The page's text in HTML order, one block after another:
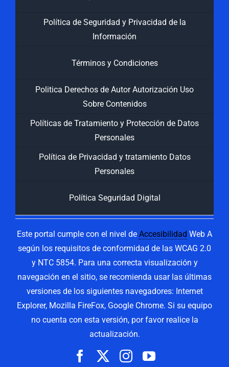
Política de Seguridad y Privacidad de la
Información
Términos y Condiciones
Politica Derechos de Autor Autorización Uso
Sobre Contenidos
Políticas de Tratamiento y Protección de Datos
Personales
Política de Privacidad y tratamiento Datos
Personales
Política Seguridad Digital
Este portal cumple con el nivel de Accesibilidad Web A
según los requisitos de conformidad de las WCAG 2.0
y NTC 5854. Para una correcta visualización y
navegación en el sitio, se recomienda usar las últimas
versiones de los siguientes navegadores: Internet
Explorer, Mozilla FireFox, Google Chrome. Si su equipo
no cuenta con esta versión, por favor realice la
actualización.